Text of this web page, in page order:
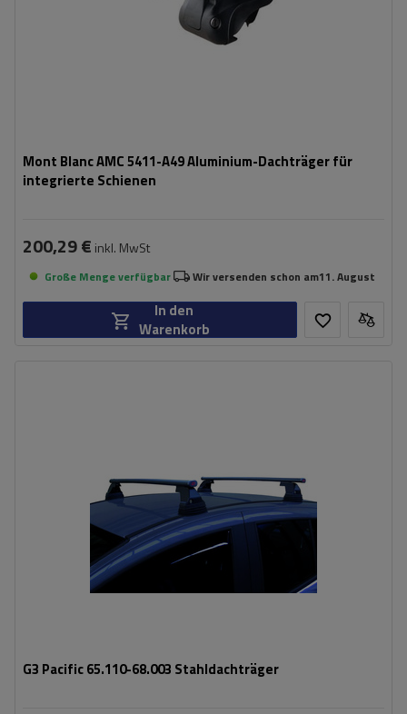
Mont Blanc AMC 5411-A49 Aluminium-Dachträger für
integrierte Schienen
200,29 € inkl. MwSt
Große Menge verfügbar Wir versenden schon am11. August
In den
Warenkorb
G3 Pacific 65.110-68.003 Stahldachträger